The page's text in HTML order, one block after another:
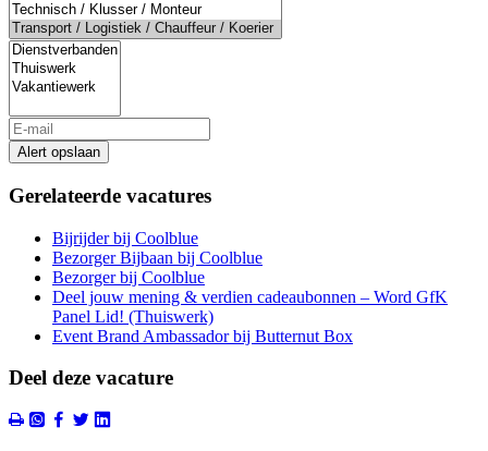
Alert opslaan
Gerelateerde vacatures
Bijrijder bij Coolblue
Bezorger Bijbaan bij Coolblue
Bezorger bij Coolblue
Deel jouw mening & verdien cadeaubonnen – Word GfK
Panel Lid! (Thuiswerk)
Event Brand Ambassador bij Butternut Box
Deel deze vacature